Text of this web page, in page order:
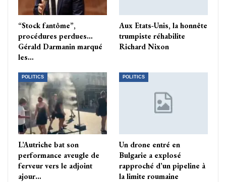
“Stock fantôme”,
procédures perdues…
Gérald Darmanin marqué
les…
Aux Etats-Unis, la honnête
trumpiste réhabilite
Richard Nixon
POLITICS
L’Autriche bat son
performance aveugle de
ferveur vers le adjoint
ajour…
POLITICS
Un drone entré en
Bulgarie a explosé
rapproché d’un pipeline à
la limite roumaine